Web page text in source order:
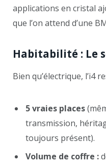
applications en cristal
que l’on attend d’une
Habitabilité : Le
Bien qu’électrique, l’i4
5 vraies places
transmission,
toujours présent).
Volume de coffre :